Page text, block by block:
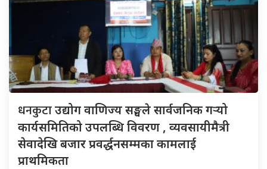
धनकुटाउद्योग वाणिज्य सङ्घले सार्वजनिक गर्‍यो
कार्यसमितिको उपलब्धि विवरण , व्यवसायीमैत्री
सेवादेखि बजार प्रवर्द्धनसम्मका कामलाई
प्राथमिकता